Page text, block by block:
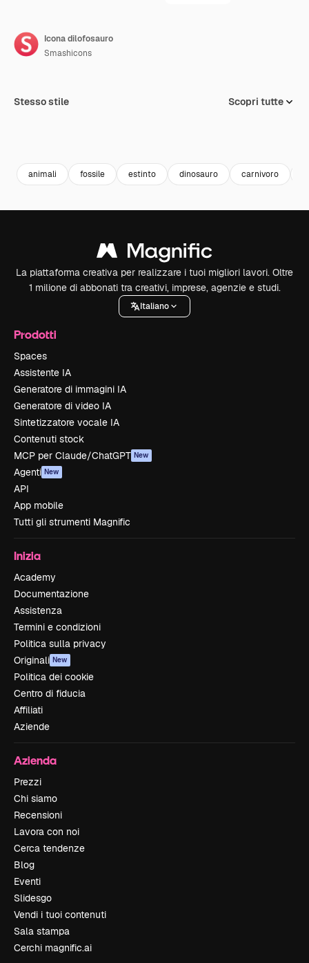
Icona dilofosauro
Smashicons
Stesso stile Scopri tutte
animali fossile estinto dinosauro carnivoro
La piattaforma creativa per realizzare i tuoi migliori lavori. Oltre
1 milione di abbonati tra creativi, imprese, agenzie e studi.
Italiano
Prodotti
Spaces
Assistente IA
Generatore di immagini IA
Generatore di video IA
Sintetizzatore vocale IA
Contenuti stock
MCP per Claude/ChatGPT New
Agenti New
API
App mobile
Tutti gli strumenti Magnific
Inizia
Academy
Documentazione
Assistenza
Termini e condizioni
Politica sulla privacy
Originali New
Politica dei cookie
Centro di fiducia
Affiliati
Aziende
Azienda
Prezzi
Chi siamo
Recensioni
Lavora con noi
Cerca tendenze
Blog
Eventi
Slidesgo
Vendi i tuoi contenuti
Sala stampa
Cerchi magnific.ai